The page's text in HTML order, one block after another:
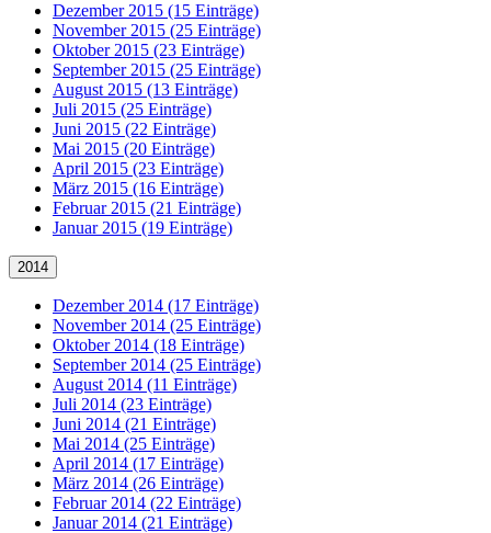
Dezember 2015 (15 Einträge)
November 2015 (25 Einträge)
Oktober 2015 (23 Einträge)
September 2015 (25 Einträge)
August 2015 (13 Einträge)
Juli 2015 (25 Einträge)
Juni 2015 (22 Einträge)
Mai 2015 (20 Einträge)
April 2015 (23 Einträge)
März 2015 (16 Einträge)
Februar 2015 (21 Einträge)
Januar 2015 (19 Einträge)
2014
Dezember 2014 (17 Einträge)
November 2014 (25 Einträge)
Oktober 2014 (18 Einträge)
September 2014 (25 Einträge)
August 2014 (11 Einträge)
Juli 2014 (23 Einträge)
Juni 2014 (21 Einträge)
Mai 2014 (25 Einträge)
April 2014 (17 Einträge)
März 2014 (26 Einträge)
Februar 2014 (22 Einträge)
Januar 2014 (21 Einträge)